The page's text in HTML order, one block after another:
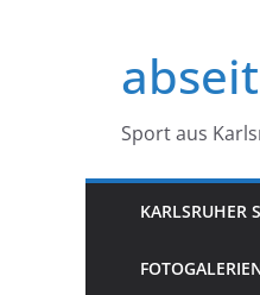
springen
Sport aus
KARLSRUHER